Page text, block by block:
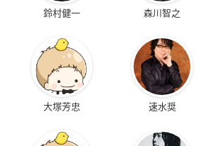
鈴村健一 森川智之
大塚芳忠 速水奨